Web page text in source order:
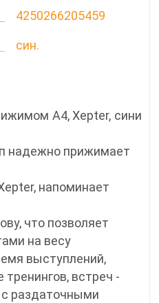
4250266205459
син.
А4, Xepter, сини
надежно прижимает
напоминает
что позволяет
на весу
выступлений,
тренингов, встреч -
раздаточными